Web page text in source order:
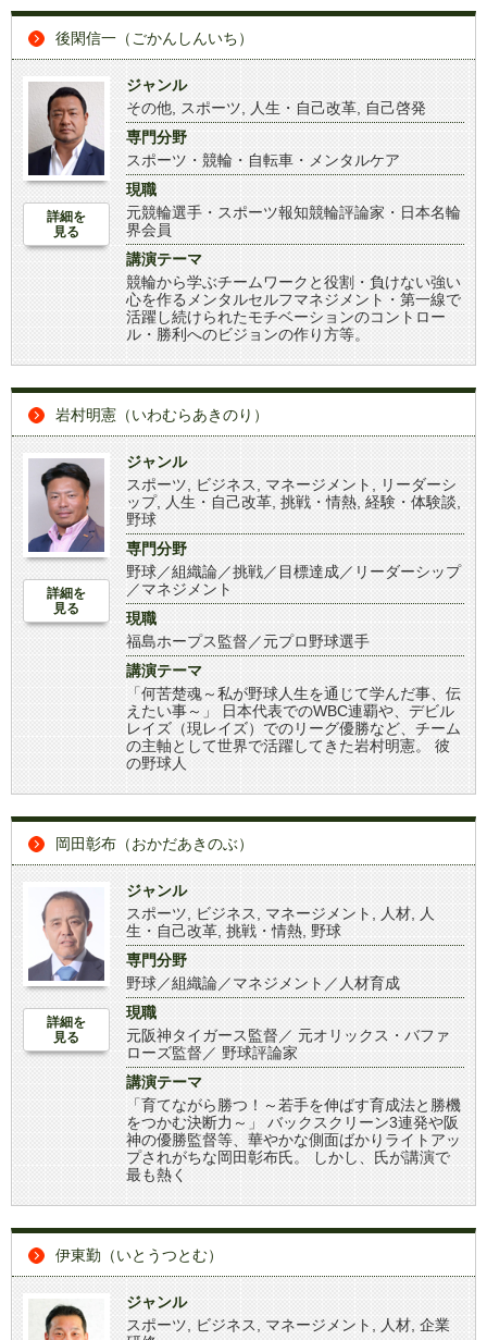
後閑信一（ごかんしんいち）
詳細を
見る
ジャンル
その他
スポーツ 人生・自己改革
自己啓発
専門分野
スポーツ・競輪・自転車・メンタルケア
現職
元競輪選手・スポーツ報知競輪評論家・日本名輪
界会員
講演テーマ
競輪から学ぶチームワークと役割・負けない強い
心を作るメンタルセルフマネジメント・第一線で
活躍し続けられたモチベーションのコントロー
ル・勝利へのビジョンの作り方等。
岩村明憲（いわむらあきのり）
詳細を
見る
ジャンル
スポーツ
ビジネス マネージメント
リーダーシ
ップ, 人生・自己改革 挑戦・情熱 経験・体験談
野球
専門分野
野球／組織論／挑戦／目標達成／リーダーシップ
／マネジメント
現職
福島ホープス監督／元プロ野球選手
講演テーマ
「何苦楚魂～私が野球人生を通じて学んだ事、伝
えたい事～」 日本代表でのWBC連覇や、デビル
レイズ（現レイズ）でのリーグ優勝など、チーム
の主軸として世界で活躍してきた岩村明憲。 彼
の野球人
岡田彰布（おかだあきのぶ）
詳細を
見る
ジャンル
スポーツ
ビジネス マネージメント 人材
人
生・自己改革 挑戦・情熱 野球
専門分野
野球／組織論／マネジメント／人材育成
現職
元阪神タイガース監督／ 元オリックス・バファ
ローズ監督／ 野球評論家
講演テーマ
「育てながら勝つ！～若手を伸ばす育成法と勝機
をつかむ決断力～」 バックスクリーン3連発や阪
神の優勝監督等、華やかな側面ばかりライトアッ
プされがちな岡田彰布氏。 しかし、氏が講演で
最も熱く
伊東勤（いとうつとむ）
ジャンル
スポーツ
ビジネス マネージメント 人材 企業